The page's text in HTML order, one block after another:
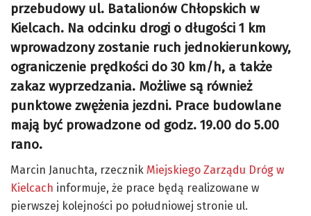
przebudowy ul. Batalionów Chłopskich w
Kielcach. Na odcinku drogi o długości 1 km
wprowadzony zostanie ruch jednokierunkowy,
ograniczenie prędkości do 30 km/h, a także
zakaz wyprzedzania. Możliwe są również
punktowe zwężenia jezdni. Prace budowlane
mają być prowadzone od godz. 19.00 do 5.00
rano.
Marcin Januchta, rzecznik Miejskiego Zarządu Dróg w
Kielcach informuje, że prace będą realizowane w
pierwszej kolejności po południowej stronie ul.